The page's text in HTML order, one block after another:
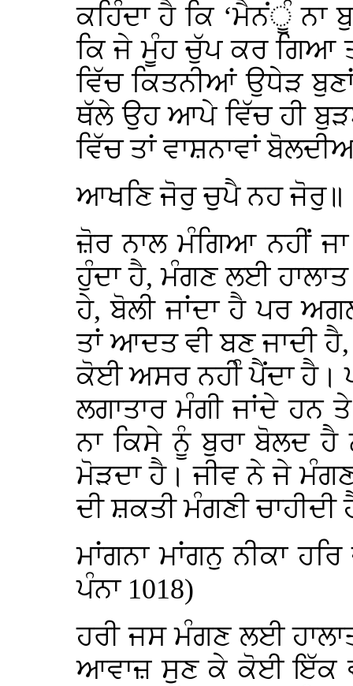
ਕਹਿੰਦਾ ਹੈ ਕਿ ‘ਮੈਨਂੂੰ ਨਾ
ਕਿ ਜੇ ਮੂੰਹ ਚੁੱਪ ਕਰ ਗਿਆ
ਵਿੱਚ ਕਿਤਨੀਆਂ ਉਧੇੜ
ਥੱਲੇ ਉਹ ਆਪੇ ਵਿੱਚ ਹੀ
ਵਿੱਚ ਤਾਂ ਵਾਸ਼ਨਾਵਾਂ
ਆਖਣਿ ਜੋਰੁ ਚੁਪੈ ਨਹ ਜੋਰੁ॥
ਜ਼ੋਰ ਨਾਲ ਮੰਗਿਆ ਨਹੀਂ
ਹੁੰਦਾ ਹੈ, ਮੰਗਣ ਲਈ
ਹੇ, ਬੋਲੀ ਜਾਂਦਾ ਹੈ ਪਰ
ਤਾਂ ਆਦਤ ਵੀ ਬਣ ਜਾਦੀ
ਕੋਈ ਅਸਰ ਨਹੀੰ ਪੈਂਦਾ ਹੈ।
ਲਗਾਤਾਰ ਮੰਗੀ ਜਾਂਦੇ ਹਨ
ਨਾ ਕਿਸੇ ਨੂੰ ਬੁਰਾ ਬੋਲਦ ਹੈ
ਮੋੜਦਾ ਹੈ। ਜੀਵ ਨੇ ਜੇ
ਦੀ ਸ਼ਕਤੀ ਮੰਗਣੀ ਚਾਹੀਦੀ
ਮਾਂਗਨਾ ਮਾਂਗਨੁ ਨੀਕਾ
ਪੰਨਾ 1018)
ਹਰੀ ਜਸ ਮੰਗਣ ਲਈ
ਆਵਾਜ਼ ਸੁਣ ਕੇ ਕੋਈ ਇੱਕ